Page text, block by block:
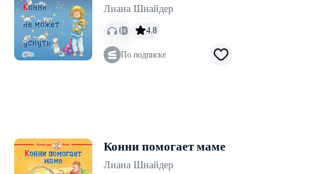
Лиана Шнайдер
4.8
По подписке
Конни помогает маме
Лиана Шнайдер